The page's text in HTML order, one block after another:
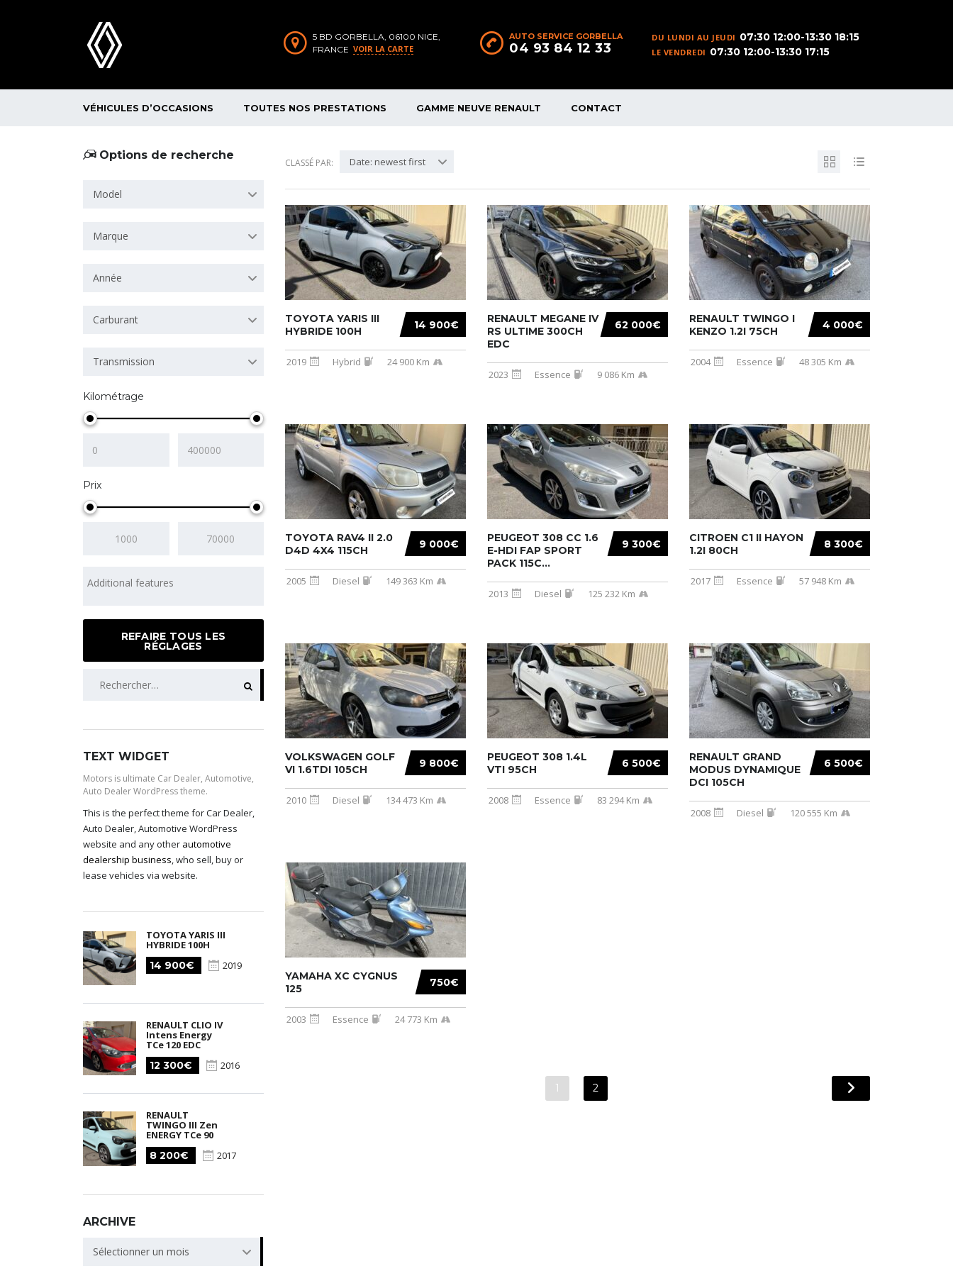
DU LUNDI AU JEUDI 07:30 12:00-13:30 18:15
LE VENDREDI 07:30 12:00-13:30 17:15
AUTO SERVICE GORBELLA
04 93 84 12 33
5 BD GORBELLA, 06100 NICE,
FRANCE VOIR LA CARTE
VÉHICULES D’OCCASIONS TOUTES NOS PRESTATIONS GAMME NEUVE RENAULT CONTACT
Options de recherche
Model
Marque
Année
Carburant
Transmission
Kilométrage
Prix
REFAIRE TOUS LES
RÉGLAGES
RECHERCHER :
TEXT WIDGET
Motors is ultimate Car Dealer, Automotive,
Auto Dealer WordPress theme.
This is the perfect theme for Car Dealer,
Auto Dealer, Automotive WordPress
website and any other automotive
dealership business, who sell, buy or
lease vehicles via website.
TOYOTA YARIS III
HYBRIDE 100H
14 900€
2019
RENAULT CLIO IV
Intens Energy
TCe 120 EDC
12 300€
2016
RENAULT
TWINGO III Zen
ENERGY TCe 90
8 200€
2017
ARCHIVE
ARCHIVE
Sélectionner un mois
CLASSÉ PAR: Date: newest first
14 900€
TOYOTA YARIS III
HYBRIDE 100H
2019 Hybrid 24 900 Km
62 000€
RENAULT MEGANE IV
RS ULTIME 300CH
EDC
2023 Essence 9 086 Km
4 000€
RENAULT TWINGO I
KENZO 1.2I 75CH
2004 Essence 48 305 Km
9 000€
TOYOTA RAV4 II 2.0
D4D 4X4 115CH
2005 Diesel 149 363 Km
9 300€
PEUGEOT 308 CC 1.6
E-HDI FAP SPORT
PACK 115C...
2013 Diesel 125 232 Km
8 300€
CITROEN C1 II HAYON
1.2I 80CH
2017 Essence 57 948 Km
9 800€
VOLKSWAGEN GOLF
VI 1.6TDI 105CH
2010 Diesel 134 473 Km
6 500€
PEUGEOT 308 1.4L
VTI 95CH
2008 Essence 83 294 Km
6 500€
RENAULT GRAND
MODUS DYNAMIQUE
DCI 105CH
2008 Diesel 120 555 Km
750€
YAMAHA XC CYGNUS
125
2003 Essence 24 773 Km
1 2